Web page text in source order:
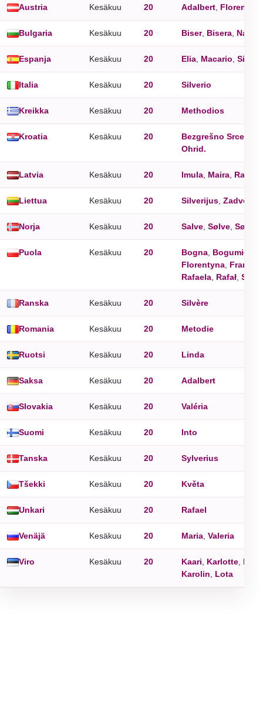
Austria Kesäkuu 20 Adalbert Florentina
Bulgaria Kesäkuu 20 Biser, Bisera Naum
Espanja Kesäkuu 20 Elia Macario
Italia Kesäkuu 20 Silverio
Kreikka Kesäkuu 20 Methodios
Kroatia Kesäkuu 20
Bezgrešno Srce
Ohrid.
Latvia Kesäkuu 20 Imula Maira Rasa
Liettua Kesäkuu 20 Silverijus
Norja Kesäkuu 20 Salve Sølve Sølvi
Puola Kesäkuu 20 Bogna Bogumiła
Florentyna
Rafaela Rafał
Ranska Kesäkuu 20 Silvère
Romania Kesäkuu 20 Metodie
Ruotsi Kesäkuu 20 Linda
Saksa Kesäkuu 20 Adalbert
Slovakia Kesäkuu 20 Valéria
Suomi Kesäkuu 20 Into
Tanska Kesäkuu 20 Sylverius
Tšekki Kesäkuu 20 Květa
Unkari Kesäkuu 20 Rafael
Venäjä Kesäkuu 20 Maria Valeria
Viro Kesäkuu 20 Kaari Karlotte
Karolin
Lota